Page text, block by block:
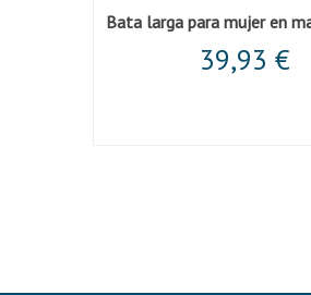
Bata larga para mujer en
39,93 €